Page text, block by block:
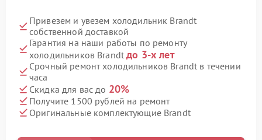
Привезем и увезем холодильник Brandt
собственной доставкой
Гарантия на наши работы по ремонту
холодильников Brandtдо 3-х лет
Срочный ремонт холодильников Brandt в течении
часа
Скидка для вас до 20%
Получите 1500 рублей на ремонт
Оригинальные комплектующие Brandt